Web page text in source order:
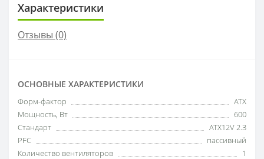
Характеристики
Отзывы (0)
ОСНОВНЫЕ ХАРАКТЕРИСТИКИ
Форм-фактор
ATX
Мощность, Вт
600
Стандарт
ATX12V 2.3
PFC
пассивный
Количество вентиляторов
1